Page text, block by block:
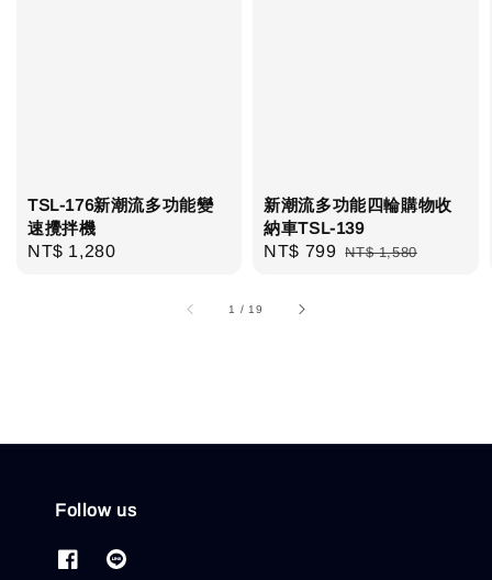
TSL-176新潮流多功能變
速攪拌機
Regular
NT$ 1,280
新潮流多功能四輪購物收
納車TSL-139
Sale
NT$ 799 Regular
NT$ 1,580
1 / 19
Follow us